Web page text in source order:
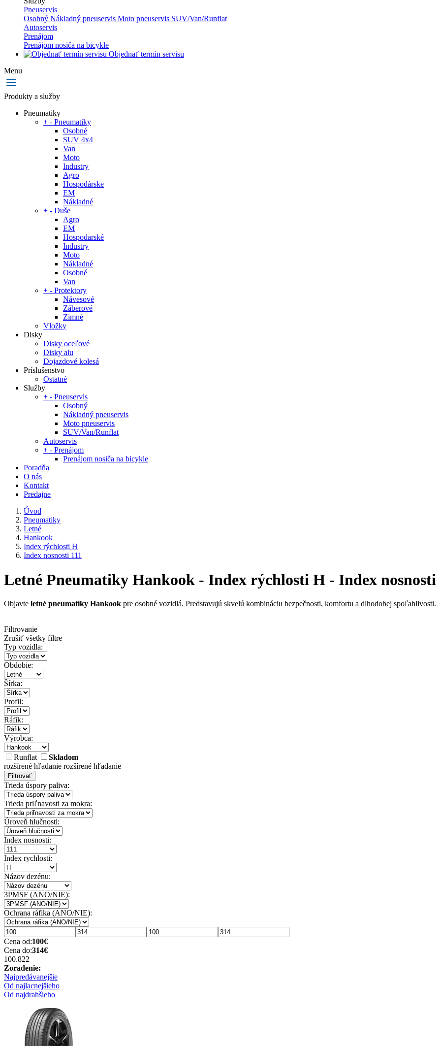
Pneuservis
Osobný Nákladný pneuservis Moto pneuservis SUV/Van/Runflat
Autoservis
Prenájom
Prenájom nosiča na bicykle
Objednať termín servisu
Menu
Produkty a služby
Pneumatiky
+ - Pneumatiky
Osobné
SUV 4x4
Van
Moto
Industry
Agro
Hospodárske
EM
Nákladné
+ - Duše
Agro
EM
Hospodarské
Industry
Moto
Nákladné
Osobné
Van
+ - Protektory
Návesové
Záberové
Zimné
Vložky
Disky
Disky oceľové
Disky alu
Dojazdové kolesá
Príslušenstvo
Ostatné
Služby
+ - Pneuservis
Osobný
Nákladný pneuservis
Moto pneuservis
SUV/Van/Runflat
Autoservis
+ - Prenájom
Prenájom nosiča na bicykle
Poradňa
O nás
Kontakt
Predajne
Úvod
Pneumatiky
Letné
Hankook
Index rýchlosti H
Index nosnosti 111
Letné Pneumatiky Hankook - Index rýchlosti H - Index nosnosti
Objavte letné pneumatiky Hankook pre osobné vozidlá. Predstavujú skvelú kombináciu bezpečnosti, komfortu a dlhodobej spoľahlivosti.
Filtrovanie
Zrušiť všetky filtre
Typ vozidla:
Obdobie:
Šírka:
Profil:
Ráfik:
Výrobca:
Runflat
Skladom
rozšírené hľadanie rozšírené hľadanie
Filtrovať
Trieda úspory paliva:
Trieda priľnavosti za mokra:
Úroveň hlučnosti:
Index nosnosti:
Index rychlosti:
Názov dezénu:
3PMSF (ANO/NIE):
Ochrana ráfika (ANO/NIE):
Cena od:100€
Cena do:314€
100.822
Zoradenie:
Najpredávanejšie
Od najlacnejšieho
Od najdrahšieho